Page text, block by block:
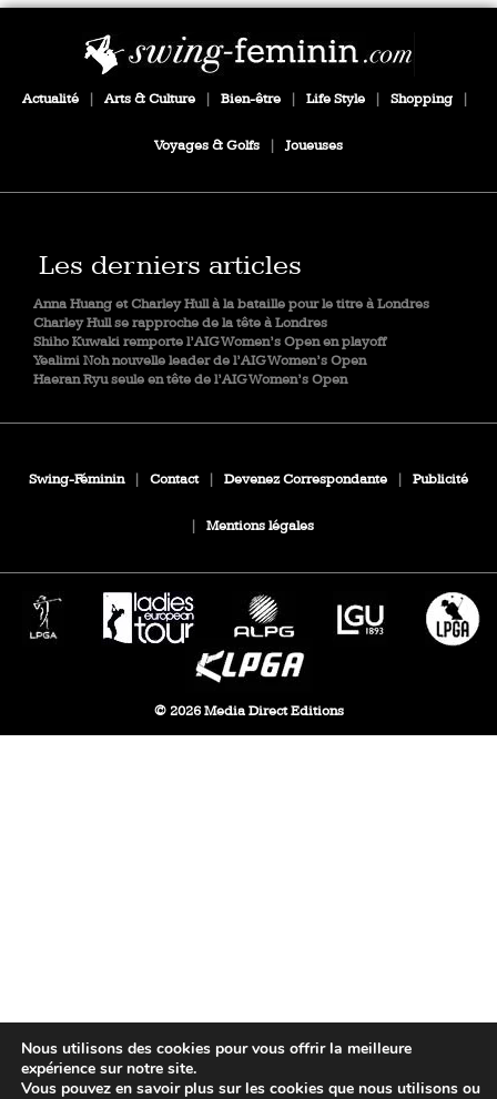
Actualité Arts & Culture Bien-être Life Style Shopping
Voyages & Golfs Joueuses
Les derniers articles
Anna Huang et Charley Hull à la bataille pour le titre à Londres
Charley Hull se rapproche de la tête à Londres
Shiho Kuwaki remporte l’AIG Women’s Open en playoff
Yealimi Noh nouvelle leader de l’AIG Women’s Open
Haeran Ryu seule en tête de l’AIG Women’s Open
Swing-Féminin Contact Devenez Correspondante Publicité
Mentions légales
© 2026 Media Direct Editions
Nous utilisons des cookies pour vous offrir la meilleure
expérience sur notre site.
Vous pouvez en savoir plus sur les cookies que nous utilisons ou